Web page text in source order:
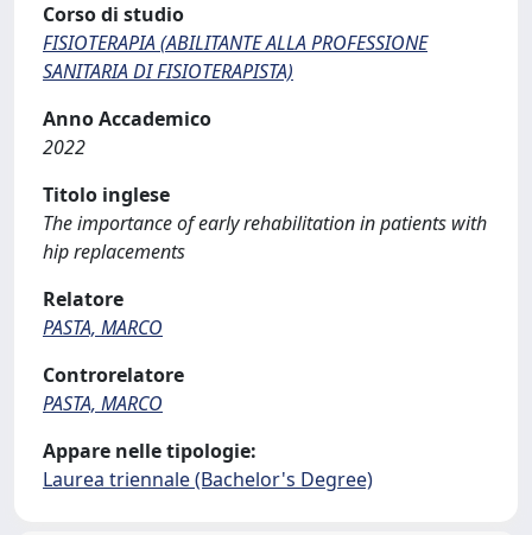
Corso di studio
FISIOTERAPIA (ABILITANTE ALLA PROFESSIONE
SANITARIA DI FISIOTERAPISTA)
Anno Accademico
2022
Titolo inglese
The importance of early rehabilitation in patients with
hip replacements
Relatore
PASTA, MARCO
Controrelatore
PASTA, MARCO
Appare nelle tipologie:
Laurea triennale (Bachelor's Degree)